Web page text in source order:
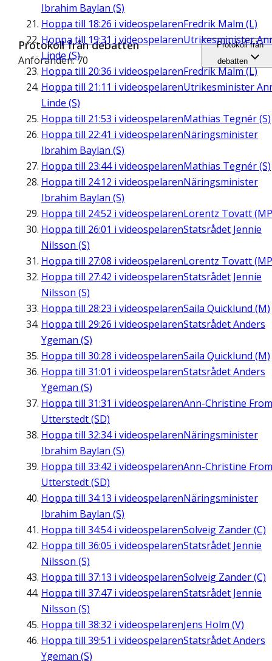
Ibrahim Baylan (S)
Hoppa till 18:26 i videospelarenFredrik Malm (L)
Hoppa till 19:31 i videospelarenUtrikesminister
Linde (S)
Hoppa till 20:36 i videospelarenFredrik Malm (L)
Hoppa till 21:11 i videospelarenUtrikesminister
Linde (S)
Hoppa till 21:53 i videospelarenMathias Tegnér (S)
Hoppa till 22:41 i videospelarenNäringsminister
Ibrahim Baylan (S)
Hoppa till 23:44i videospelarenMathias Tegnér (S)
Hoppa till 24:12 i videospelarenNäringsminister
Ibrahim Baylan (S)
Hoppa till 24:52 i videospelarenLorentz Tovatt
Hoppa till 26:01 i videospelarenStatsrådet Jennie
Nilsson (S)
Hoppa till 27:08 i videospelarenLorentz Tovatt
Hoppa till 27:42 i videospelarenStatsrådet Jennie
Nilsson (S)
Hoppa till 28:23 i videospelarenSaila Quicklund (M)
Hoppa till 29:26 i videospelarenStatsrådet Anders
Ygeman (S)
Hoppa till 30:28 i videospelarenSaila Quicklund (M)
Hoppa till 31:01 i videospelarenStatsrådet Anders
Ygeman (S)
Hoppa till 31:31 i videospelarenAnn-Christine From
Utterstedt (SD)
Hoppa till 32:34i videospelarenNäringsminister
Ibrahim Baylan (S)
Hoppa till 33:42 i videospelarenAnn-Christine From
Utterstedt (SD)
Hoppa till 34:13 i videospelarenNäringsminister
Ibrahim Baylan (S)
Hoppa till 34:54i videospelarenSolveig Zander (C)
Hoppa till 36:05 i videospelarenStatsrådet Jennie
Nilsson (S)
Hoppa till 37:13 i videospelarenSolveig Zander (C)
Hoppa till 37:47 i videospelarenStatsrådet Jennie
Nilsson (S)
Hoppa till 38:32 i videospelarenJens Holm (V)
Hoppa till 39:51 i videospelarenStatsrådet Anders
Ygeman (S)
Protokoll från debatten
Anföranden: 70
Protokoll från
debatten